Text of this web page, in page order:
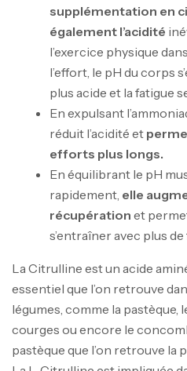
supplémentation en
également l’acidité
l’exercice physique
l’effort, le pH du corps
plus acide et la fatigue
En expulsant
réduit l’acidité et
efforts plus longs.
En équilibrant le pH
rapidement, elle
récupération et
s’entraîner avec plus
La Citrulline est un acide
essentiel que l’on retrouve
légumes, comme la pastèque,
courges ou encore le
pastèque que l’on retrouve la